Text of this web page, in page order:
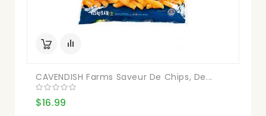
CAVENDISH Farms Saveur De Chips, De...
$16.99